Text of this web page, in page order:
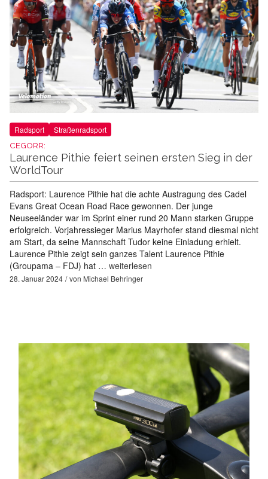
Radsport Straßenradsport
CEGORR:
Laurence Pithie feiert seinen ersten Sieg in der
WorldTour
Radsport: Laurence Pithie hat die achte Austragung des Cadel
Evans Great Ocean Road Race gewonnen. Der junge
Neuseeländer war im Sprint einer rund 20 Mann starken Gruppe
erfolgreich. Vorjahressieger Marius Mayrhofer stand diesmal nicht
am Start, da seine Mannschaft Tudor keine Einladung erhielt.
Laurence Pithie zeigt sein ganzes Talent Laurence Pithie
(Groupama – FDJ) hat … weiterlesen
28. Januar 2024 von Michael Behringer